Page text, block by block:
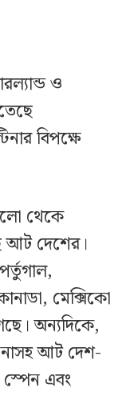
ও
বিপক্ষে
থেকে
আট দেশের।
মেক্সিকো
অন্যদিকে,
আট দেশ-
স্পেন এবং